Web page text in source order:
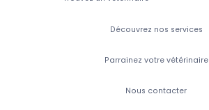
Découvrez nos services
Parrainez votre vétérinaire
Nous contacter